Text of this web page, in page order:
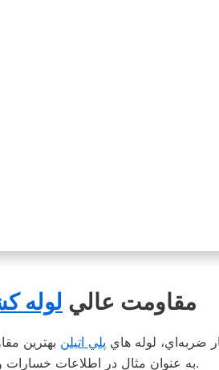
6- مقاومت عالي لوله
ضربه‌اي، لوله هاي پلي اتيلن بهترين
به عنوان مثال در اطلاعات خسارات وارد بر لوله پلي اتيلني در اثر زلزله کوبه ژاپن میزان خسارات صفر بوده است.